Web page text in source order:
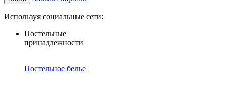
Используя социальные сети:
Постельные
принадлежности
Постельное белье